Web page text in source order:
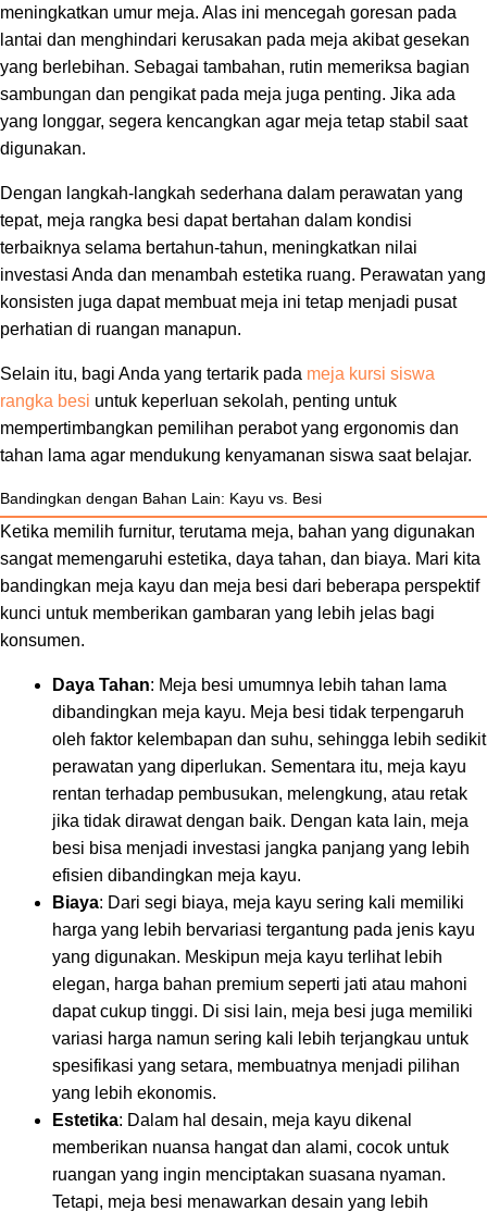
meningkatkan umur meja. Alas ini mencegah goresan pada
lantai dan menghindari kerusakan pada meja akibat gesekan
yang berlebihan. Sebagai tambahan, rutin memeriksa bagian
sambungan dan pengikat pada meja juga penting. Jika ada
yang longgar, segera kencangkan agar meja tetap stabil saat
digunakan.
Dengan langkah-langkah sederhana dalam perawatan yang
tepat, meja rangka besi dapat bertahan dalam kondisi
terbaiknya selama bertahun-tahun, meningkatkan nilai
investasi Anda dan menambah estetika ruang. Perawatan yang
konsisten juga dapat membuat meja ini tetap menjadi pusat
perhatian di ruangan manapun.
Selain itu, bagi Anda yang tertarik pada meja kursi siswa
rangka besi untuk keperluan sekolah, penting untuk
mempertimbangkan pemilihan perabot yang ergonomis dan
tahan lama agar mendukung kenyamanan siswa saat belajar.
Bandingkan dengan Bahan Lain: Kayu vs. Besi
Ketika memilih furnitur, terutama meja, bahan yang digunakan
sangat memengaruhi estetika, daya tahan, dan biaya. Mari kita
bandingkan meja kayu dan meja besi dari beberapa perspektif
kunci untuk memberikan gambaran yang lebih jelas bagi
konsumen.
Daya Tahan: Meja besi umumnya lebih tahan lama
dibandingkan meja kayu. Meja besi tidak terpengaruh
oleh faktor kelembapan dan suhu, sehingga lebih sedikit
perawatan yang diperlukan. Sementara itu, meja kayu
rentan terhadap pembusukan, melengkung, atau retak
jika tidak dirawat dengan baik. Dengan kata lain, meja
besi bisa menjadi investasi jangka panjang yang lebih
efisien dibandingkan meja kayu.
Biaya: Dari segi biaya, meja kayu sering kali memiliki
harga yang lebih bervariasi tergantung pada jenis kayu
yang digunakan. Meskipun meja kayu terlihat lebih
elegan, harga bahan premium seperti jati atau mahoni
dapat cukup tinggi. Di sisi lain, meja besi juga memiliki
variasi harga namun sering kali lebih terjangkau untuk
spesifikasi yang setara, membuatnya menjadi pilihan
yang lebih ekonomis.
Estetika: Dalam hal desain, meja kayu dikenal
memberikan nuansa hangat dan alami, cocok untuk
ruangan yang ingin menciptakan suasana nyaman.
Tetapi, meja besi menawarkan desain yang lebih